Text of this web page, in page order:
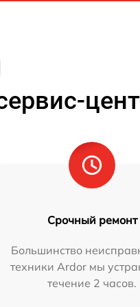
Срочный ремонт
Большинство
техники Ardor мы
течение 2 часов.